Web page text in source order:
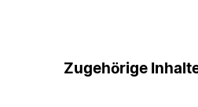
Zugehörige